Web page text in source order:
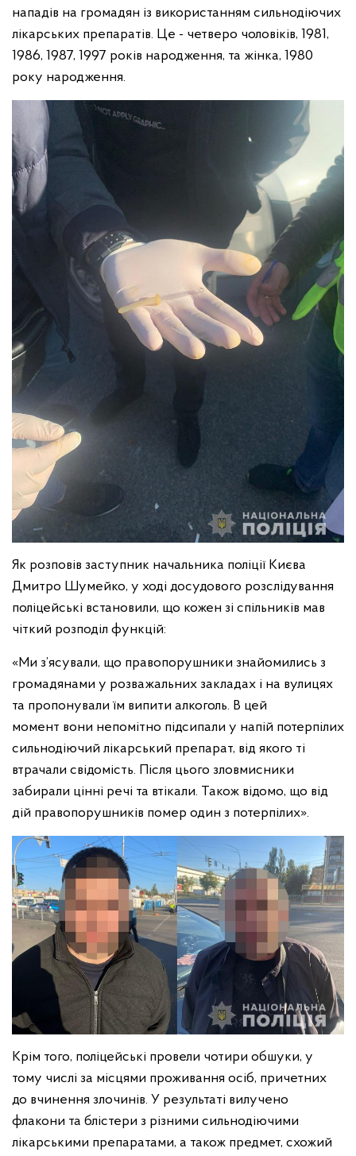
нападів на громадян із використанням сильнодіючих
лікарських препаратів. Це - четверо чоловіків, 1981,
1986, 1987, 1997 років народження, та жінка, 1980
року народження.
Як розповів заступник начальника поліції Києва
Дмитро Шумейко, у ході досудового розслідування
поліцейські встановили, що кожен зі спільників мав
чіткий розподіл функцій:
«Ми з’ясували, що правопорушники знайомились з
громадянами у розважальних закладах і на вулицях
та пропонували їм випити алкоголь. В цей
момент вони непомітно підсипали у напій потерпілих
сильнодіючий лікарський препарат, від якого ті
втрачали свідомість. Після цього зловмисники
забирали цінні речі та втікали. Також відомо, що від
дій правопорушників помер один з потерпілих».
Крім того, поліцейські провели чотири обшуки, у
тому числі за місцями проживання осіб, причетних
до вчинення злочинів. У результаті вилучено
флакони та блістери з різними сильнодіючими
лікарськими препаратами, а також предмет, схожий